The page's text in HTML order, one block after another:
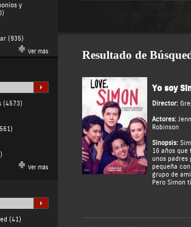
y
(935)
Ver más
(4573)
Ver más
(41)
Resultado de
Yo soy
Director:
Actores:
Robinson
Sinopsis:
16 años que
unos padres
pequeña
grupo de
Pero Simon